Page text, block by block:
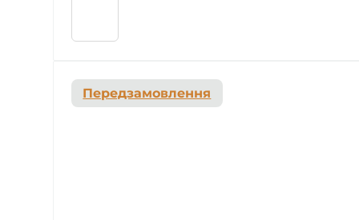
Передзамовлення